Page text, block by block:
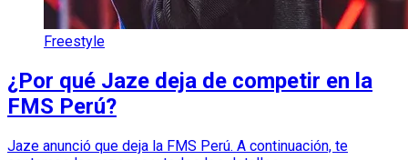
Freestyle
¿Por qué Jaze deja de competir en la
FMS Perú?
Jaze anunció que deja la FMS Perú. A continuación, te